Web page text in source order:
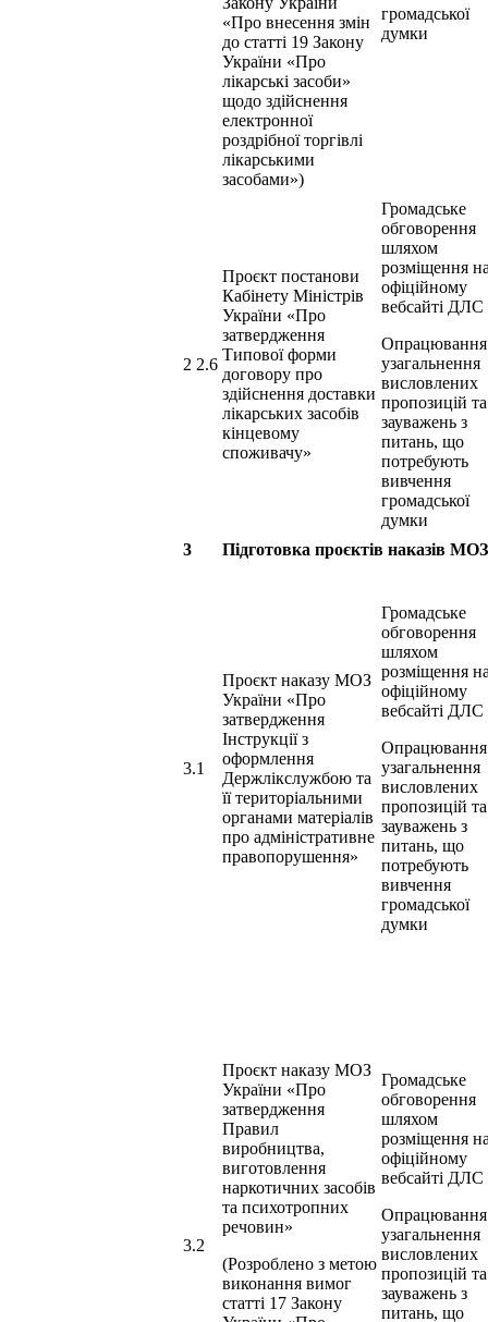
«Про внесення змін
до статті 19 Закону
України «Про
лікарські засоби»
щодо здійснення
електронної
роздрібної торгівлі
лікарськими
засобами»)
громадської
думки
2 2.6
Проєкт постанови
Кабінету Міністрів
України «Про
затвердження
Типової форми
договору про
здійснення доставки
лікарських засобів
кінцевому
споживачу»
Громадське
обговорення
шляхом
розміщення
офіційному
вебсайті ДЛС
Опрацювання
узагальнення
висловлених
пропозицій та
зауважень з
питань, що
потребують
вивчення
громадської
думки
3
Підготовка проєктів наказів
3.1
Проєкт наказу МОЗ
України «Про
затвердження
Інструкції з
оформлення
Держлікслужбою та
її територіальними
органами матеріалів
про адміністративне
правопорушення»
Громадське
обговорення
шляхом
розміщення
офіційному
вебсайті ДЛС
Опрацювання
узагальнення
висловлених
пропозицій та
зауважень з
питань, що
потребують
вивчення
громадської
думки
3.2
Проєкт наказу МОЗ
України «Про
затвердження
Правил
виробництва,
виготовлення
наркотичних засобів
та психотропних
речовин»
(Розроблено з метою
виконання вимог
статті 17 Закону
Громадське
обговорення
шляхом
розміщення
офіційному
вебсайті ДЛС
Опрацювання
узагальнення
висловлених
пропозицій та
зауважень з
питань, що